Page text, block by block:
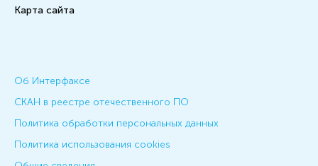
Карта сайта
Об Интерфаксе
СКАН в реестре отечественного ПО
Политика обработки персональных данных
Политика использования cookies